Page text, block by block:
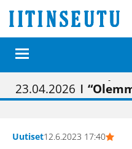
01.02.2026 | Painon vaihtumisen
05.02.2026 |
23.04.2026 | “Olemme
09.05.2026| "Maalla on totuttu
Uutiset12.6.2023 17:40